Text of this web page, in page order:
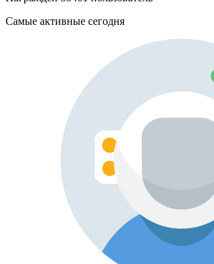
Самые активные сегодня